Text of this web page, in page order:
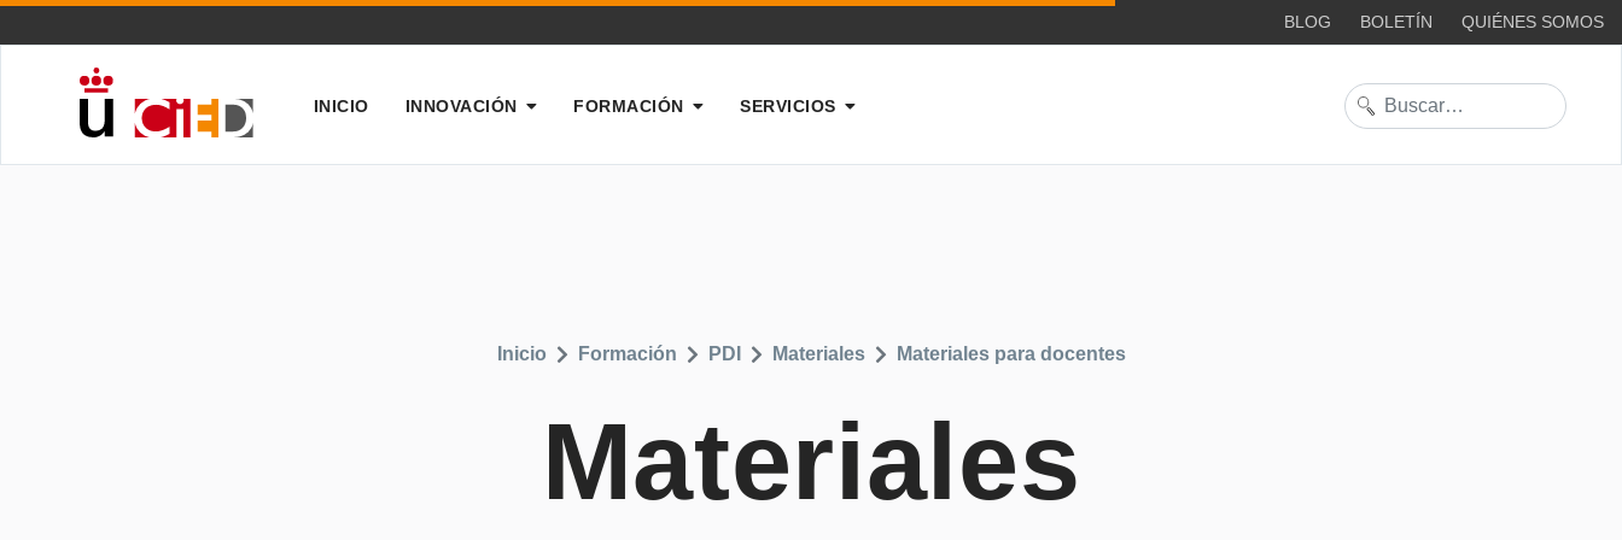
BLOG BOLETÍN QUIÉNES SOMOS
INICIO INNOVACIÓN FORMACIÓN SERVICIOS Buscar
Materiales
Inicio Formación PDI Materiales Materiales para docentes